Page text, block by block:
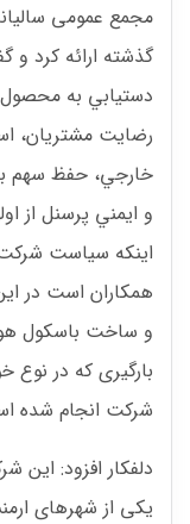
مجمع عمومی
گذشته ارائه کرد و
دستيابي به
رضايت مشتريان،
خارجي، حفظ سهم
و ايمني پرسنل از
اینکه سیاست
همکاران است در
و ساخت باسکول
بارگیری که در
شرکت انجام شده
دلفکار افزود: این
یکی از شهرهای